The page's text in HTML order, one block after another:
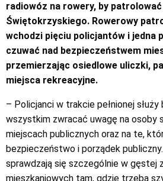
radiowóz na rowery, by
Świętokrzyskiego. Rowerowy
wchodzi pięciu policjantów i jedna
czuwać nad bezpieczeństwem
przemierzając osiedlowe uliczki,
miejsca rekreacyjne.
– Policjanci w trakcie pełnionej służy
wszystkim zwracać uwagę na osoby
miejscach publicznych oraz na te,
bezpieczeństwo i porządek
sprawdzają się szczególnie w gęstej
mieszkaniowych tam, gdzie trzeba